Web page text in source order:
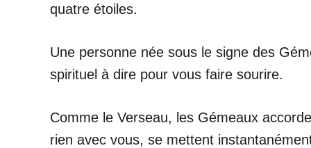
quatre étoiles.
Une personne née sous le signe des
spirituel à dire pour vous faire sourire.
Comme le Verseau, les Gémeaux
rien avec vous, se mettent